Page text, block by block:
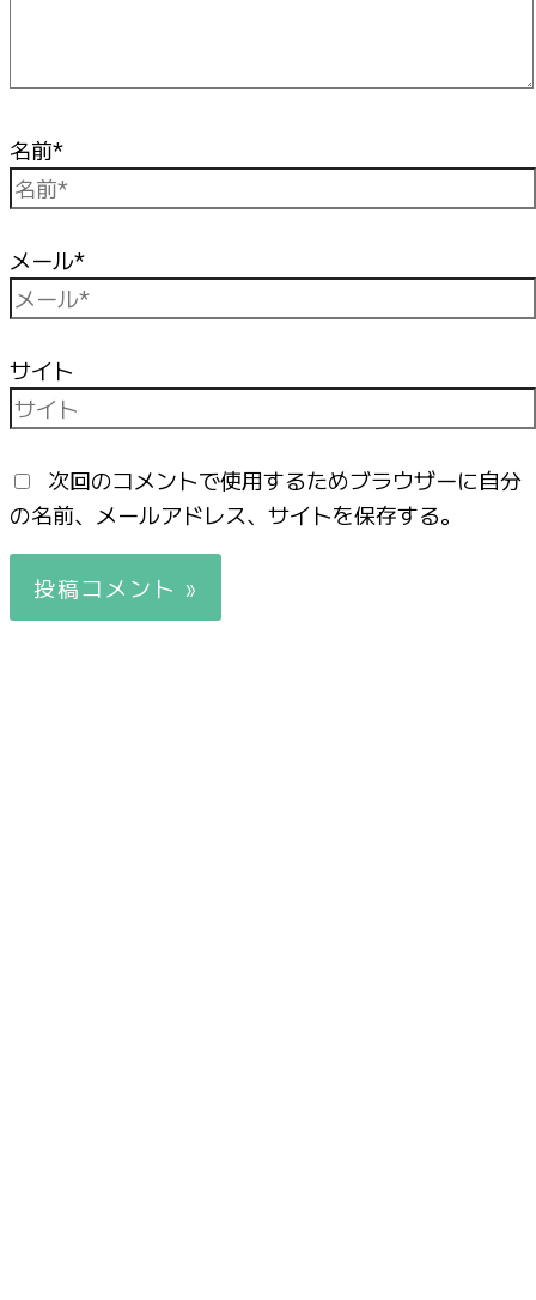
名前*
メール*
サイト
次回のコメントで使用するためブラウザーに自分
の名前、メールアドレス、サイトを保存する。